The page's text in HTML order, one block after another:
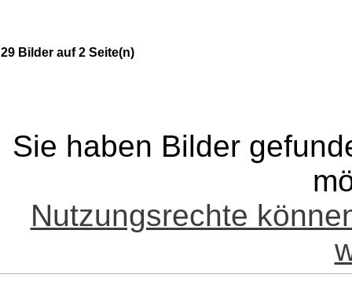
29 Bilder auf 2 Seite(n)
Sie haben Bilder
Nutzungsrechte